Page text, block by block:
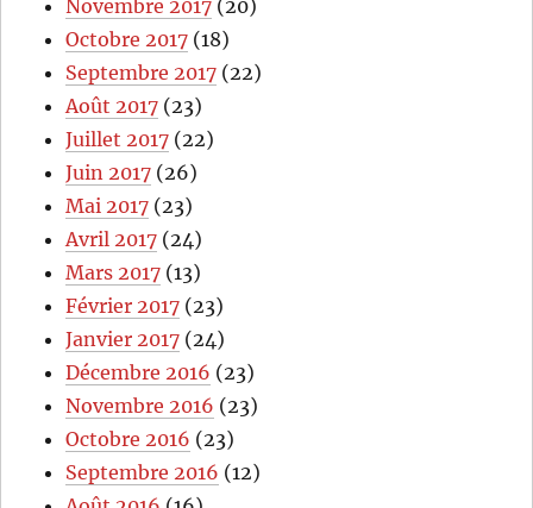
Novembre 2017 (20)
Octobre 2017 (18)
Septembre 2017 (22)
Août 2017 (23)
Juillet 2017 (22)
Juin 2017 (26)
Mai 2017 (23)
Avril 2017 (24)
Mars 2017 (13)
Février 2017 (23)
Janvier 2017 (24)
Décembre 2016 (23)
Novembre 2016 (23)
Octobre 2016 (23)
Septembre 2016 (12)